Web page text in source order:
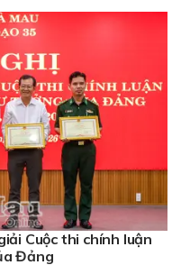
Cuộc thi chính luận
Đảng